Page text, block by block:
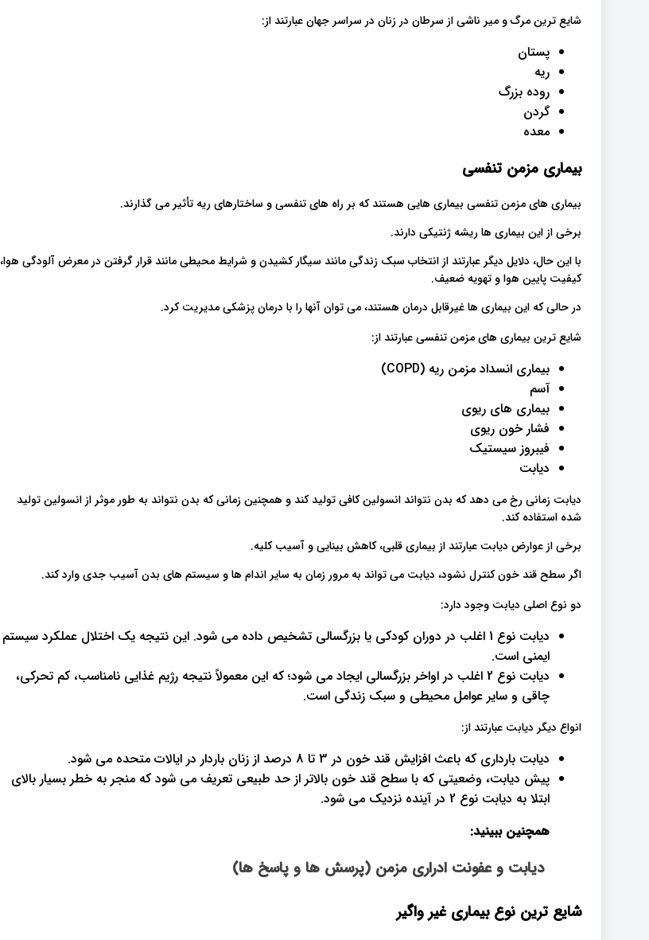
شایع ترین مرگ و میر ناشی از سرطان در زنان در سراسر جهان عبارتند از:
پستان
ریه
روده بزرگ
گردن
معده
بیماری مزمن تنفسی
بیماری های مزمن تنفسی بیماری هایی هستند که بر راه های تنفسی و ساختارهای ریه تأثیر می گذارند.
برخی از این بیماری ها ریشه ژنتیکی دارند.
با این حال، دلایل دیگر عبارتند از انتخاب سبک زندگی مانند سیگار کشیدن و شرایط محیطی مانند قرار گرفتن در معرض آلودگی هوا،
کیفیت پایین هوا و تهویه ضعیف.
در حالی که این بیماری ها غیرقابل درمان هستند، می توان آنها را با درمان پزشکی مدیریت کرد.
شایع ترین بیماری های مزمن تنفسی عبارتند از:
بیماری انسداد مزمن ریه (COPD)
آسم
بیماری های ریوی
فشار خون ریوی
فیبروز سیستیک
دیابت
دیابت زمانی رخ می دهد که بدن نتواند انسولین کافی تولید کند و همچنین زمانی که بدن نتواند به طور موثر از انسولین تولید
شده استفاده کند.
برخی از عوارض دیابت عبارتند از بیماری قلبی، کاهش بینایی و آسیب کلیه.
اگر سطح قند خون کنترل نشود، دیابت می تواند به مرور زمان به سایر اندام ها و سیستم های بدن آسیب جدی وارد کند.
دو نوع اصلی دیابت وجود دارد:
دیابت نوع 1 اغلب در دوران کودکی یا بزرگسالی تشخیص داده می شود. این نتیجه یک اختلال عملکرد سیستم
ایمنی است.
دیابت نوع 2 اغلب در اواخر بزرگسالی ایجاد می شود؛ که این معمولاً نتیجه رژیم غذایی نامناسب، کم تحرکی،
چاقی و سایر عوامل محیطی و سبک زندگی است.
انواع دیگر دیابت عبارتند از:
دیابت بارداری که باعث افزایش قند خون در 3 تا 8 درصد از زنان باردار در ایالات متحده می شود.
پیش دیابت، وضعیتی که با سطح قند خون بالاتر از حد طبیعی تعریف می شود که منجر به خطر بسیار بالای
ابتلا به دیابت نوع 2 در آینده نزدیک می شود.
همچنین ببینید:
دیابت و عفونت ادراری مزمن (پرسش ها و پاسخ ها)
شایع ترین نوع بیماری غیر واگیر